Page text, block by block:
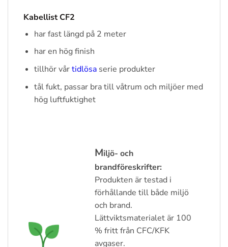
Kabellist CF2
har fast längd på 2 meter
har en hög finish
tillhör vårtidlösaserie produkter
tål fukt, passar bra till våtrum och miljöer med
hög luftfuktighet
Miljö- och
brandföreskrifter:
Produkten är testad i
förhållande till både miljö
och brand.
Lättviktsmaterialet är 100
% fritt från CFC/KFK
avgaser.